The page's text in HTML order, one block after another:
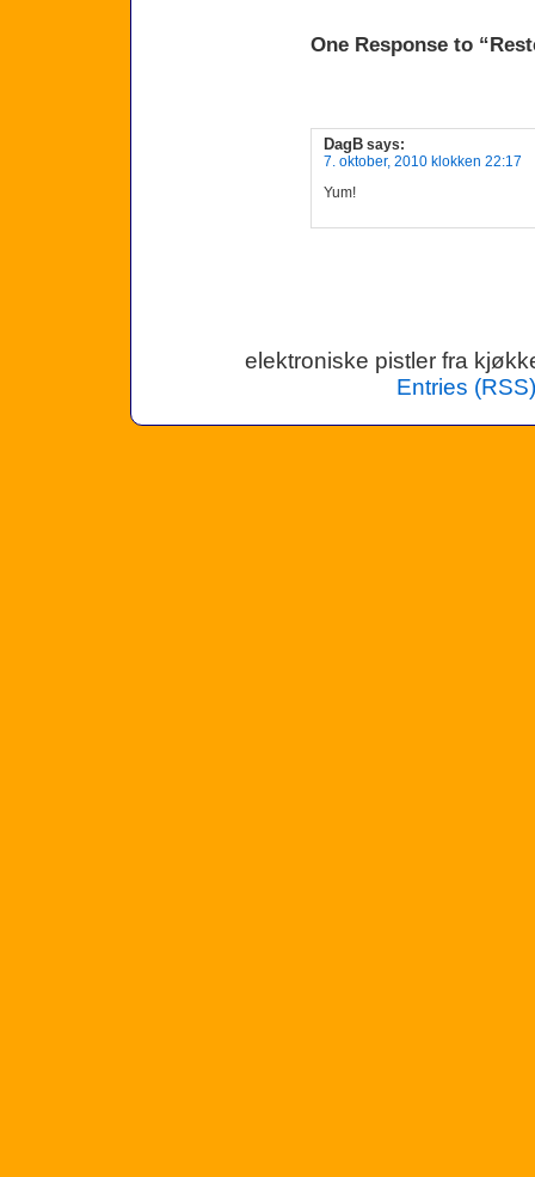
One Response to
DagB says:
7. oktober, 2010 klokken 22:17
Yum!
elektroniske pistler fra
Entries (RSS)